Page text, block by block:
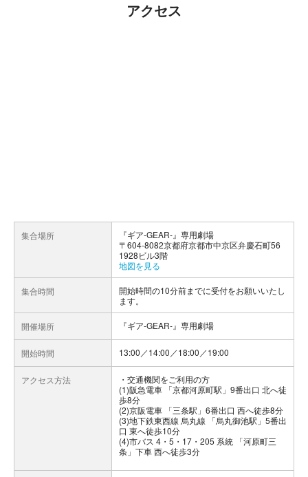
アクセス
集合場所
『ギア-GEAR-』専用劇場
〒604-8082京都府京都市中京区弁慶石町56
1928ビル3階
地図を見る
集合時間
開始時間の10分前までに受付をお願いいたし
ます。
開催場所 『ギア-GEAR-』専用劇場
開始時間 13:00／14:00／18:00／19:00
アクセス方法
交通機関をご利用の方
(1)阪急電車 「京都河原町駅」9番出口 北へ徒
歩8分
(2)京阪電車 「三条駅」6番出口 西へ徒歩8分
(3)地下鉄東西線 烏丸線 「烏丸御池駅」5番出
口 東へ徒歩10分
(4)市バス 4・5・17・205 系統 「河原町三
条」下車 西へ徒歩3分